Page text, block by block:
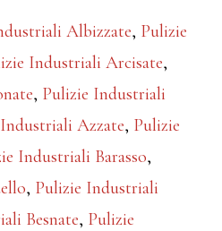
Albizzate, Pulizie
Industriali Arcisate,
, Pulizie Industriali
Azzate, Pulizie
Industriali Barasso,
, Pulizie Industriali
Besnate, Pulizie